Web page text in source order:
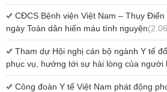
CĐCS Bệnh viện Việt Nam – Thụy
ngày Toàn dân hiến máu tình nguyện
Tham dự Hội nghị cán bộ ngành Y tế
phục vụ, hướng tới sự hài lòng của người
Công đoàn Y tế Việt Nam phát động